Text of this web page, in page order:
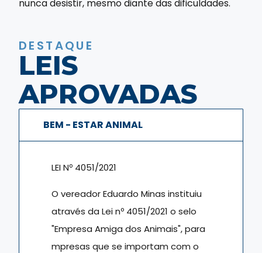
nunca desistir, mesmo diante das dificuldades.
DESTAQUE
LEIS
APROVADAS
BEM - ESTAR ANIMAL
LEI Nº 4051/2021
O vereador Eduardo Minas instituiu
através da Lei nº 4051/2021 o selo
"Empresa Amiga dos Animais", para
mpresas que se importam com o